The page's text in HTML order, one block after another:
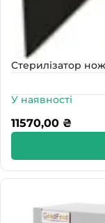
Стерилізатор
У наявності
11570,00 ₴